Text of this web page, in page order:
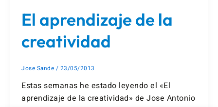
El aprendizaje de la
creatividad
Jose Sande / 23/05/2013
Estas semanas he estado leyendo el «El
aprendizaje de la creatividad» de Jose Antonio